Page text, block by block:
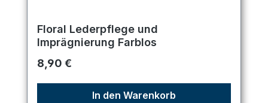
Floral Lederpflege und
Imprägnierung Farblos
Regulärer Preis:
8,90 €
In den Warenkorb